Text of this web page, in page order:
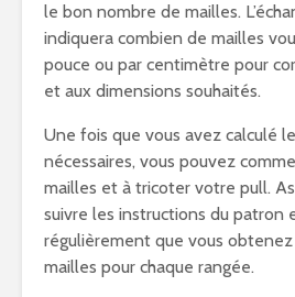
le bon nombre de mailles.
indiquera combien de mailles
pouce ou par centimètre pour
et aux dimensions souhaités.
Une fois que vous avez calculé
nécessaires, vous pouvez
mailles et à tricoter votre pull.
suivre les instructions du patron
régulièrement que vous
mailles pour chaque rangée.